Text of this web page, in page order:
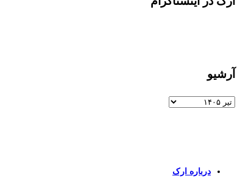
آرشیو
آرشیو
درباره ارک